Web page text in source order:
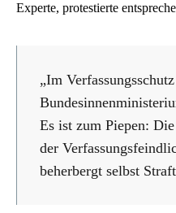
Experte, protestierte
„Im
Es ist zum Piepen:
der
beherbergt selbst